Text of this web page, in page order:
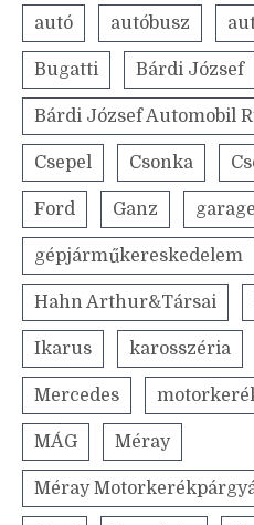
autó autóbusz
Bugatti Bárdi József
Bárdi József Automobil
Csepel Csonka
Ford Ganz garage
gépjárműkereskedelem
Hahn Arthur&Társai
Ikarus karosszéria
Mercedes
MÁG Méray
Méray